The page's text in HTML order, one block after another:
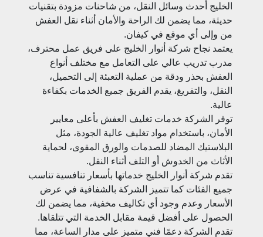
الخليج أحدث وسائل النقل، من شاحنات مزودة بتقنيات
حديثة، مما يضمن لك الراحة والأمان أثناء نقل العفش
من وإلى أي موقع في كيفان.
يعتمد نجاح شركة أنوار الخليج على فريق عمل محترف،
مدرب تدريب عالي على التعامل مع مختلف أنواع
العفش بحذر ودقة من عملية التعبئة إلى التحميل،
النقل، والتفريغ، يقدم الفريق جميع الخدمات بكفاءة
عالية.
توفر الشركة خدمات تغليف العفش بأعلى معايير
الأمان، باستخدام مواد تغليف عالية الجودة، مثل
البلاستيك المضاد للصدمات والورق المقوى، لحماية
الأثاث من الخدوش أو التلف أثناء النقل.
تقدم شركة أنوار الخليج خدماتها بأسعار تنافسية تناسب
جميع الفئات كما تتميز الشركة بالشفافية في عرض
الأسعار وعدم وجود أي تكاليف مخفية، مما يضمن لك
الحصول على أفضل قيمة مقابل الخدمة التي تتلقاها.
تقدم الشركة دعمًا فني متميز على مدار الساعة، مما